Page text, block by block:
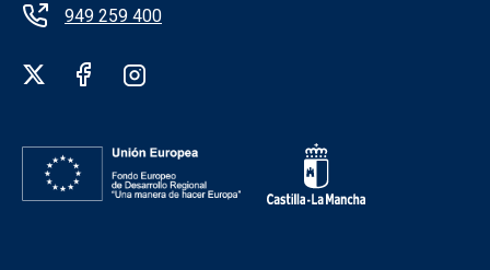
949 259 400
Redes sociales institución CEAGU